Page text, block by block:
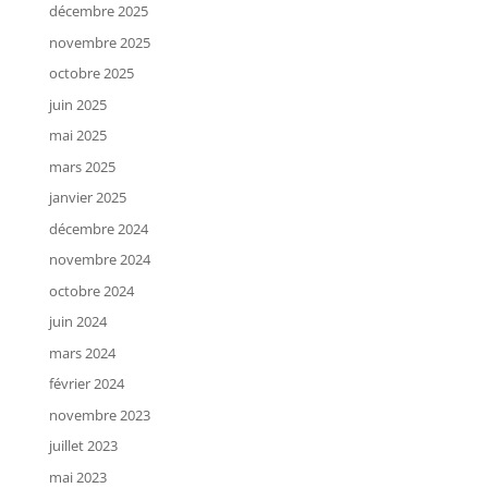
décembre 2025
novembre 2025
octobre 2025
juin 2025
mai 2025
mars 2025
janvier 2025
décembre 2024
novembre 2024
octobre 2024
juin 2024
mars 2024
février 2024
novembre 2023
juillet 2023
mai 2023